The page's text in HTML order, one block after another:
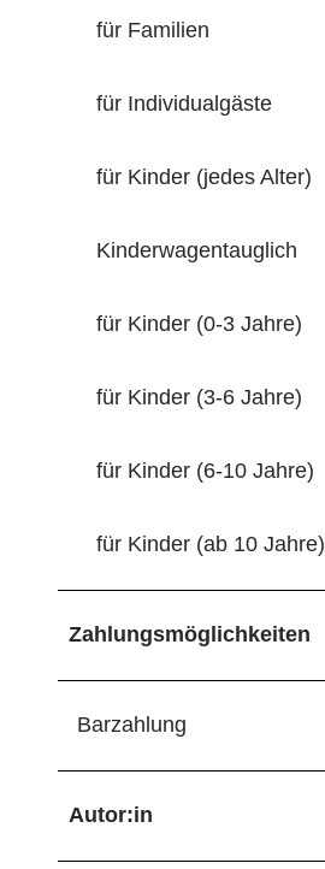
für Familien
für Individualgäste
für Kinder (jedes Alter)
Kinderwagentauglich
für Kinder (0-3 Jahre)
für Kinder (3-6 Jahre)
für Kinder (6-10 Jahre)
für Kinder (ab 10 Jahre)
Zahlungsmöglichkeiten
Barzahlung
Autor:in